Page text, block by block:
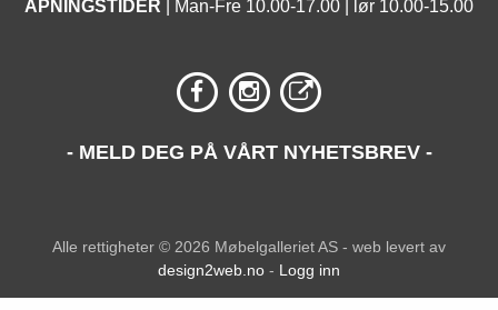
ÅPNINGSTIDER | Man-Fre 10.00-17.00 | lør 10.00-15.00
- MELD DEG PÅ VÅRT NYHETSBREV -
Alle rettigheter © 2026 Møbelgalleriet AS - web levert av
design2web.no - Logg inn